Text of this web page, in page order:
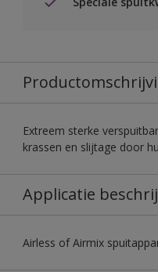
Extreem sterke
krassen en slijtage door
Applicatie
Airless of Airmix